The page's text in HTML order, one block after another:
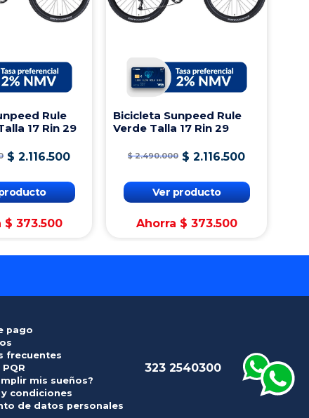
Rule
17 Rin 29
$ 2.116.500
$ 373.500
Bicicleta Sunpeed Rule
Verde Talla 17 Rin 29
$ 2.490.000 $ 2.116.500
Ver producto
Ahorra $ 373.500
pago
frecuentes
mis sueños?
condiciones
de datos personales
323 2540300